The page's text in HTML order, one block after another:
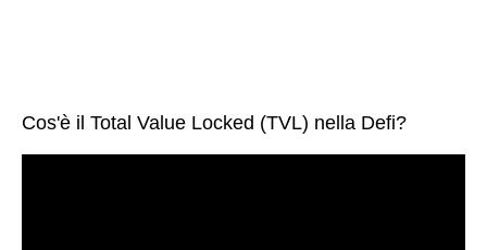
Cos'è il Total Value Locked (TVL) nella Defi?